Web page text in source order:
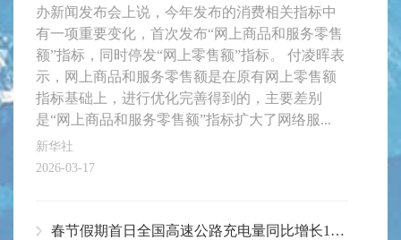
办新闻发布会上说，今年发布的消费相关指标中
有一项重要变化，首次发布“网上商品和服务零售
额”指标，同时停发“网上零售额”指标。 付凌晖表
示，网上商品和服务零售额是在原有网上零售额
指标基础上，进行优化完善得到的，主要差别
是“网上商品和服务零售额”指标扩大了网络服...
新华社
2026-03-17
春节假期首日全国高速公路充电量同比增长116.32%